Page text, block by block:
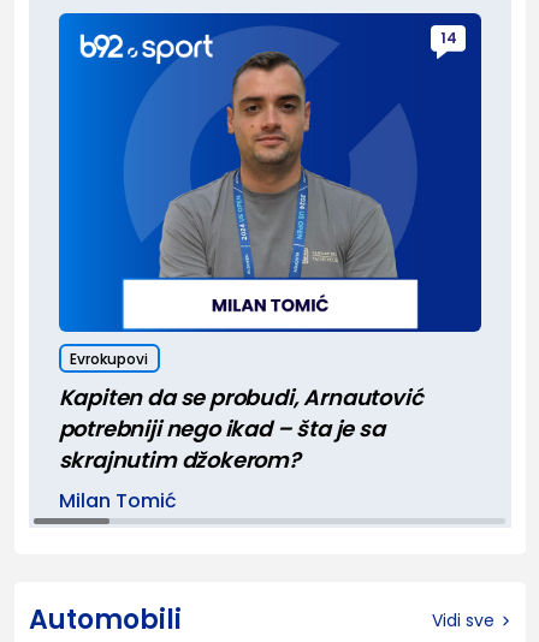
14
Evrokupovi
Kapiten da se probudi, Arnautović
potrebniji nego ikad – šta je sa
skrajnutim džokerom?
Milan Tomić
Automobili Vidi sve